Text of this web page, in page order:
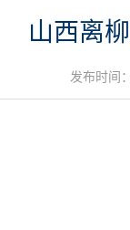
山西离
发布时间